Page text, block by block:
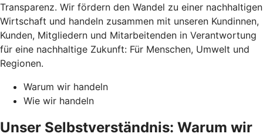
Transparenz. Wir fördern den Wandel zu einer nachhaltigen
Wirtschaft und handeln zusammen mit unseren Kundinnen,
Kunden, Mitgliedern und Mitarbeitenden in Verantwortung
für eine nachhaltige Zukunft: Für Menschen, Umwelt und
Regionen.
Warum wir handeln
Wie wir handeln
Unser Selbstverständnis: Warum wir